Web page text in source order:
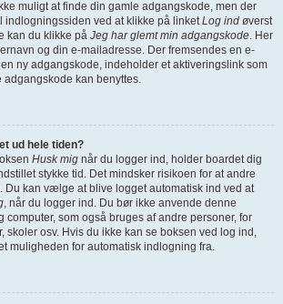
muligt at finde din gamle adgangskode, men der
indlogningssiden ved at klikke på linket Log ind øverst
kan du klikke på Jeg har glemt min adgangskode . Her
og din e-mailadresse. Der fremsendes en e-
ny adgangskode, indeholder et aktiveringslink som
kan benyttes.
ud hele tiden?
Husk mig når du logger ind, holder boardet dig
stykke tid. Det mindsker risikoen for at andre
Du kan vælge at blive logget automatisk ind ved at
, når du logger ind. Du bør ikke anvende denne
computer, som også bruges af andre personer, for
skoler osv. Hvis du ikke kan se boksen ved log ind,
muligheden for automatisk indlogning fra.